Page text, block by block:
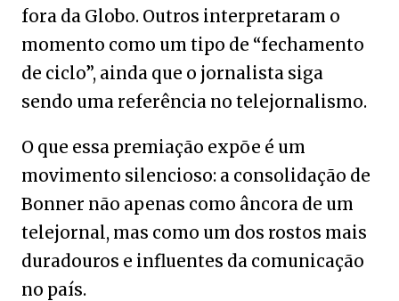
fora da Globo. Outros interpretaram o
momento como um tipo de “fechamento
de ciclo”, ainda que o jornalista siga
sendo uma referência no telejornalismo.
O que essa premiação expõe é um
movimento silencioso: a consolidação de
Bonner não apenas como âncora de um
telejornal, mas como um dos rostos mais
duradouros e influentes da comunicação
no país.